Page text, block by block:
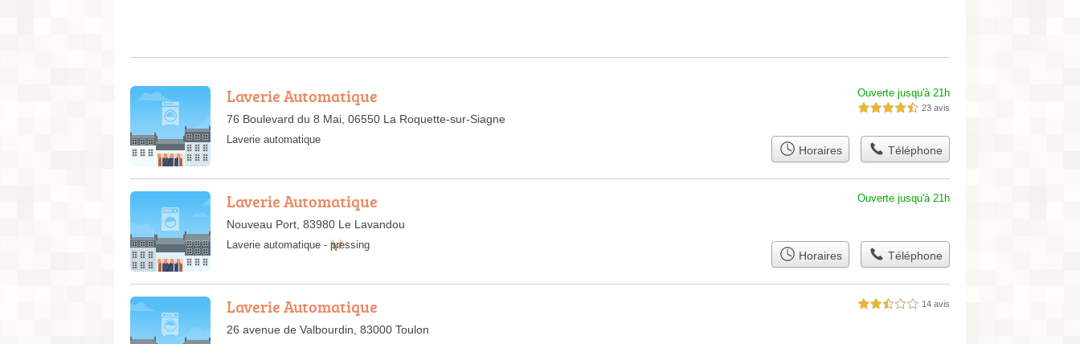
Laverie Automatique
76 Boulevard du 8 Mai, 06550 La Roquette-sur-Siagne
Ouverte jusqu'à 21h
4,5 étoiles sur 5 23 avis
Laverie automatique
Horaires Téléphone
Laverie Automatique
Nouveau Port, 83980 Le Lavandou
Ouverte jusqu'à 21h
Laverie automatique - pressing
Horaires Téléphone
Laverie Automatique
26 avenue de Valbourdin, 83000 Toulon
2,5 étoiles sur 5 14 avis